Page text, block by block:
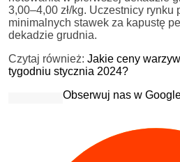
3,00–4,00 zł/kg. Uczestnicy
minimalnych stawek za kapustę
dekadzie grudnia.
Czytaj również: Jakie ceny
tygodniu stycznia 2024?
Obserwuj nas w